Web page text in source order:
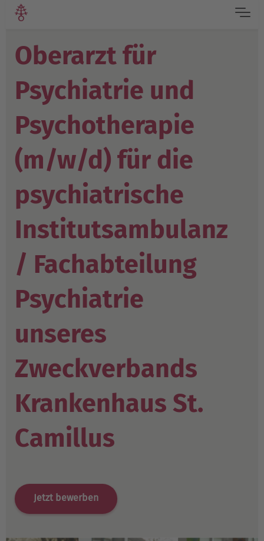
Oberarzt für
Psychiatrie und
Psychotherapie
(m/w/d) für die
psychiatrische
Institutsambulanz
/ Fachabteilung
Psychiatrie
unseres
Zweckverbands
Krankenhaus St.
Camillus
Jetzt bewerben